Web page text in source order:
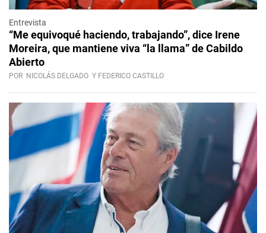
Entrevista
“Me equivoqué haciendo, trabajando”, dice Irene
Moreira, que mantiene viva “la llama” de Cabildo
Abierto
POR NICOLÁS DELGADO Y FEDERICO CASTILLO